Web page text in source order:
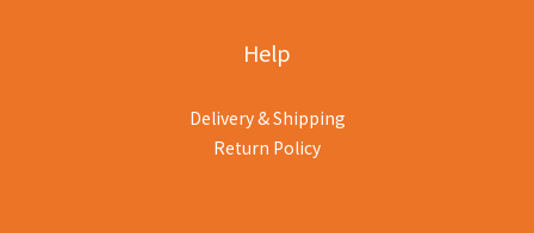
Help
Delivery & Shipping
Return Policy